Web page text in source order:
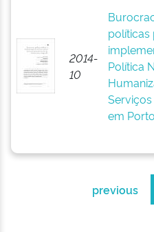
2014-
10
políticas
Política
em
previous